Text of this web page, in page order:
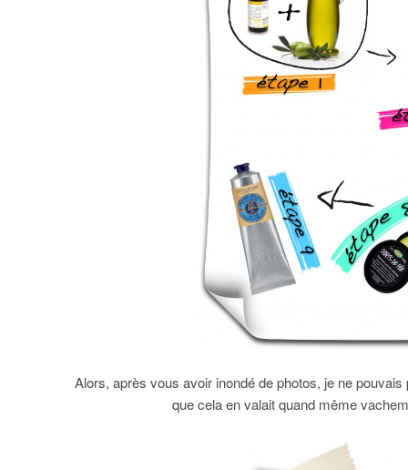
Alors, après vous avoir inondé de photos, je ne
que cela en valait quand même